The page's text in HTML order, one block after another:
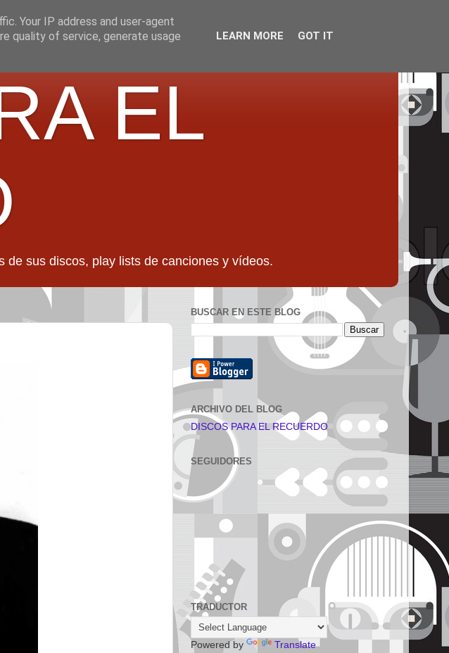
EL
de sus discos, play lists de canciones y vídeos.
BUSCAR EN ESTE BLOG
ARCHIVO DEL BLOG
DISCOS PARA EL RECUERDO
SEGUIDORES
TRADUCTOR
Powered by Translate
Your IP address and user-agent
quality of service, generate usage
LEARN MORE GOT IT